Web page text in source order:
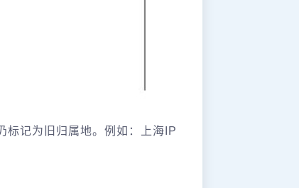
标记为旧归属地。例如：上海IP